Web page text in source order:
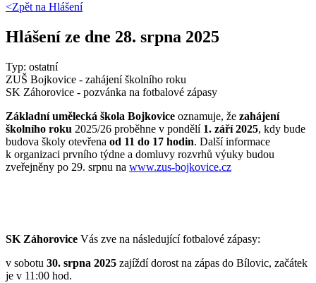
<Zpět na Hlášení
Hlášení ze dne 28. srpna 2025
Typ: ostatní
ZUŠ Bojkovice - zahájení školního roku
SK Záhorovice - pozvánka na fotbalové zápasy
Základní umělecká škola Bojkovice oznamuje, že zahájení
školního roku 2025/26 proběhne v pondělí 1. září 2025, kdy bude
budova školy otevřena od 11 do 17 hodin. Další informace
k organizaci prvního týdne a domluvy rozvrhů výuky budou
zveřejněny po 29. srpnu na www.zus-bojkovice.cz
SK Záhorovice Vás zve na následující fotbalové zápasy:
v sobotu 30. srpna 2025 zajíždí dorost na zápas do Bílovic, začátek
je v 11:00 hod.